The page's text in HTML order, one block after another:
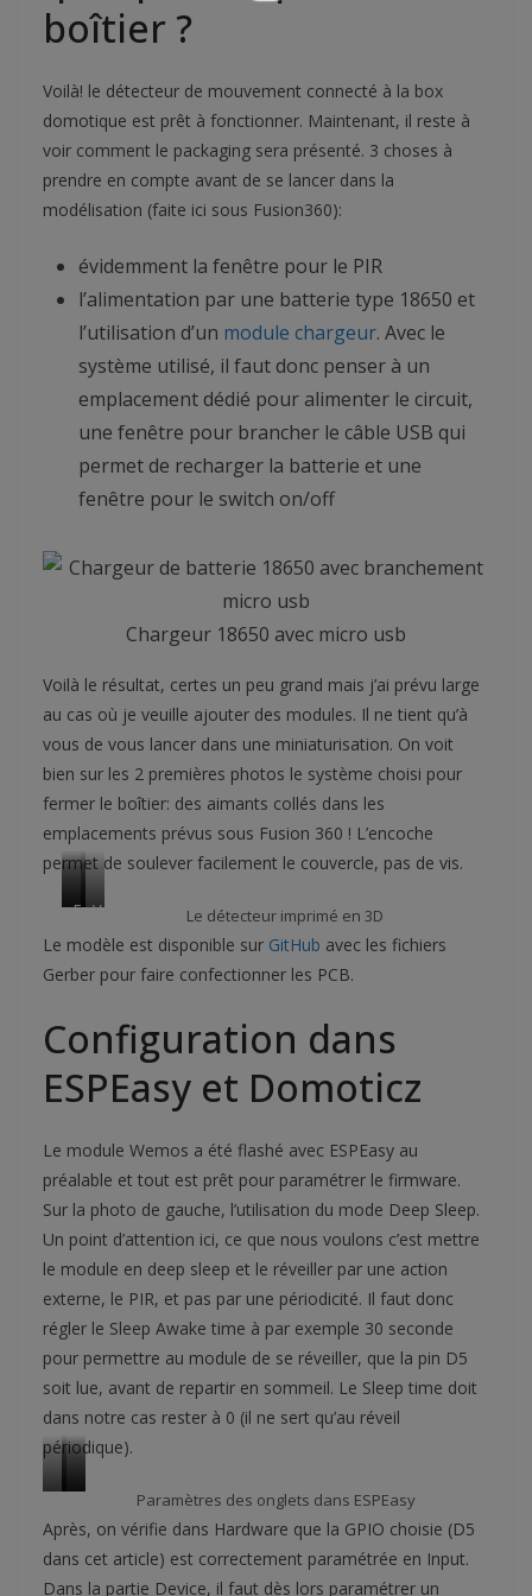
boîtier ?
Voilà! le détecteur de mouvement connecté à la box
domotique est prêt à fonctionner. Maintenant, il reste à
voir comment le packaging sera présenté. 3 choses à
prendre en compte avant de se lancer dans la
modélisation (faite ici sous Fusion360):
évidemment la fenêtre pour le PIR
l’alimentation par une batterie type 18650 et
l’utilisation d’un module chargeur. Avec le
système utilisé, il faut donc penser à un
emplacement dédié pour alimenter le circuit,
une fenêtre pour brancher le câble USB qui
permet de recharger la batterie et une
fenêtre pour le switch on/off
Chargeur 18650 avec micro usb
Voilà le résultat, certes un peu grand mais j’ai prévu large
au cas où je veuille ajouter des modules. Il ne tient qu’à
vous de vous lancer dans une miniaturisation. On voit
bien sur les 2 premières photos le système choisi pour
fermer le boîtier: des aimants collés dans les
emplacements prévus sous Fusion 360 ! L’encoche
permet de soulever facilement le couvercle, pas de vis.
F
a
v
a
n
F
a
r
r
i
r
e
V
u
d
e
n
s
m
b
l
e
Le détecteur imprimé en 3D
Le modèle est disponible sur GitHub avec les fichiers
Gerber pour faire confectionner les PCB.
Configuration dans
ESPEasy et Domoticz
Le module Wemos a été flashé avec ESPEasy au
préalable et tout est prêt pour paramétrer le firmware.
Sur la photo de gauche, l’utilisation du mode Deep Sleep.
Un point d’attention ici, ce que nous voulons c’est mettre
le module en deep sleep et le réveiller par une action
externe, le PIR, et pas par une périodicité. Il faut donc
régler le Sleep Awake time à par exemple 30 seconde
pour permettre au module de se réveiller, que la pin D5
soit lue, avant de repartir en sommeil. Le Sleep time doit
dans notre cas rester à 0 (il ne sert qu’au réveil
périodique).
o
n
o
n
o
n
Paramètres des onglets dans ESPEasy
Après, on vérifie dans Hardware que la GPIO choisie (D5
dans cet article) est correctement paramétrée en Input.
Dans la partie Device, il faut dès lors paramétrer un